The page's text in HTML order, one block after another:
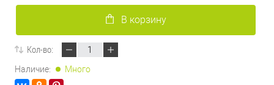
В корзину
Кол-во:
Наличие: Много